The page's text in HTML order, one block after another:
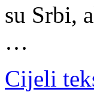
su Srbi,
…
Cijeli